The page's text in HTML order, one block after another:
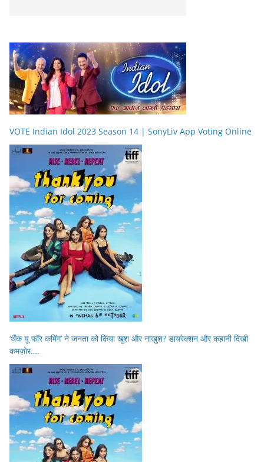
VOTE Indian Idol 2023 Season 14 | SonyLiv App Voting Online
‘थैंक यू फॉर कमिंग’ ने जनता को किया खुश और नाखुश? डायरेक्शन और कहानी दिखी
कमज़ोर….